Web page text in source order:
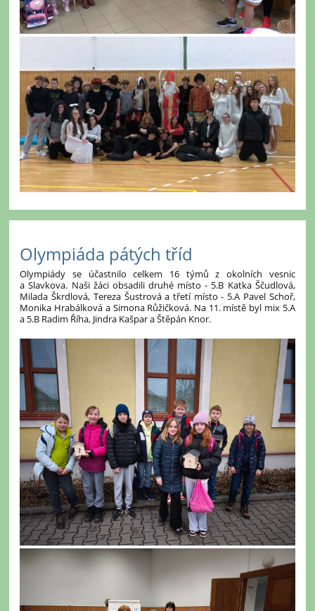
Olympiáda pátých tříd
Olympiády se účastnilo celkem 16 týmů z okolních vesnic
a Slavkova. Naši žáci obsadili druhé místo - 5.B Katka Ščudlová,
Milada Škrdlová, Tereza Šustrová a třetí místo - 5.A Pavel Schoř,
Monika Hrabálková a Simona Růžičková. Na 11. místě byl mix 5.A
a 5.B Radim Říha, Jindra Kašpar a Štěpán Knor.